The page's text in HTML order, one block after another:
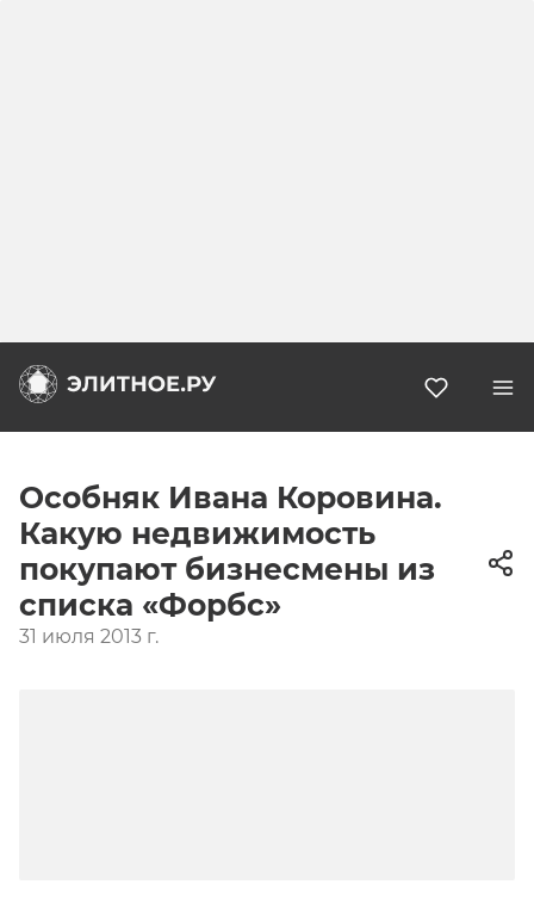
Особняк Ивана Коровина.
Какую недвижимость
покупают бизнесмены из
списка «Форбс»
31 июля 2013 г.